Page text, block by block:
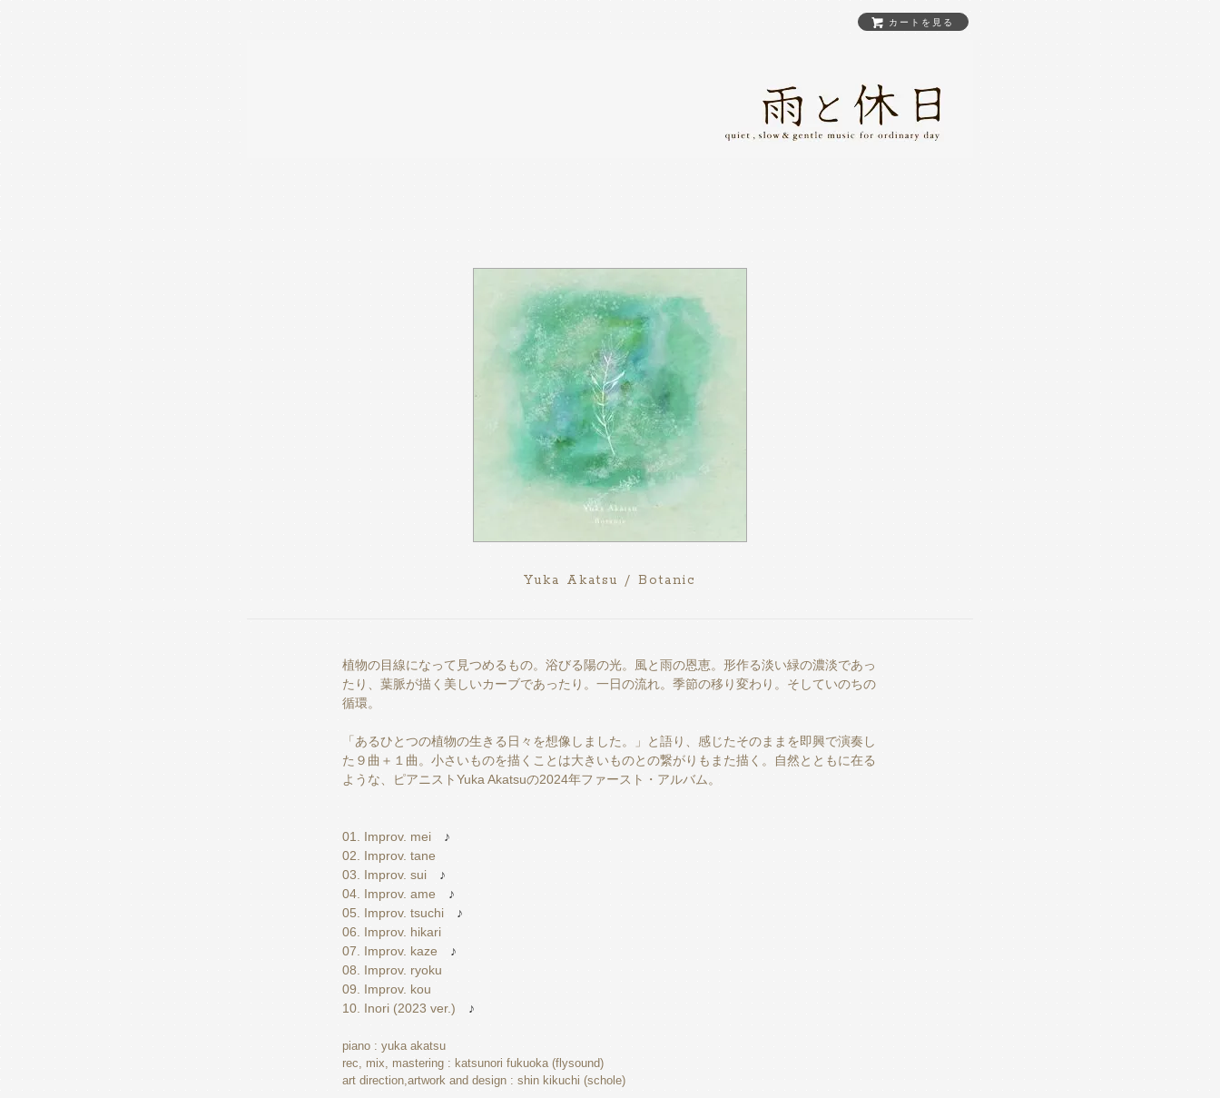
カートを見る
Yuka Akatsu / Botanic
植物の目線になって見つめるもの。浴びる陽の光。風と雨の恩恵。形作る淡い緑の濃淡であっ
たり、葉脈が描く美しいカーブであったり。一日の流れ。季節の移り変わり。そしていのちの
循環。
「あるひとつの植物の生きる日々を想像しました。」と語り、感じたそのままを即興で演奏し
た９曲＋１曲。小さいものを描くことは大きいものとの繋がりもまた描く。自然とともに在る
ような、ピアニストYuka Akatsuの2024年ファースト・アルバム。
01. Improv. mei ♪
02. Improv. tane
03. Improv. sui ♪
04. Improv. ame ♪
05. Improv. tsuchi ♪
06. Improv. hikari
07. Improv. kaze ♪
08. Improv. ryoku
09. Improv. kou
10. Inori (2023 ver.) ♪
piano : yuka akatsu
rec, mix, mastering : katsunori fukuoka (flysound)
art direction,artwork and design : shin kikuchi (schole)